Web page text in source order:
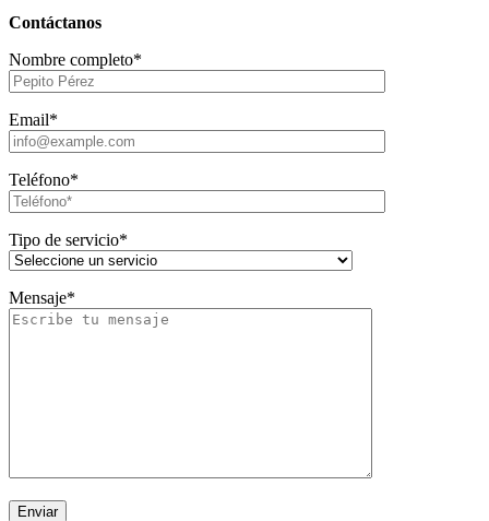
Contáctanos
Nombre completo*
Email*
Teléfono*
Tipo de servicio*
Mensaje*